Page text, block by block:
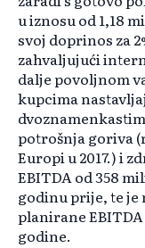
u iznosu od 1,18
svoj doprinos za
zahvaljujući
dalje povoljnom
kupcima
potrošnja goriva
Europi u 2017.) i
EBITDA od 358
godinu prije, te je
planirane
godine.